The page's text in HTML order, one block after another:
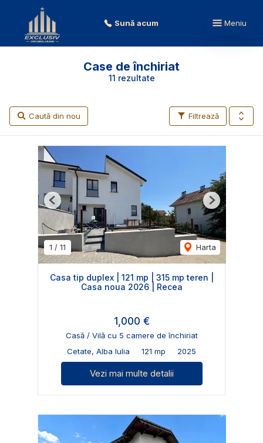
Sună acum Meniu
11 rezultate
Case de închiriat
Filtrează
Caută din nou
1 / 11 Harta
Previous Next
Casa tip duplex | 121 mp | 315 mp teren |
Casa noua 2026 | Recea
1,000 €
Casă / Vilă cu 5 camere de închiriat
Cetate, Alba Iulia
121 mp 2025
Vezi mai multe detalii